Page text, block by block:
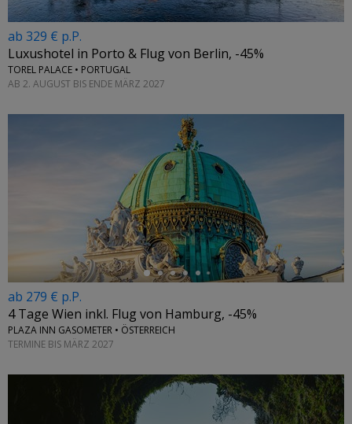
ab 329 € p.P.
Luxushotel in Porto & Flug von Berlin, -45%
TOREL PALACE • PORTUGAL
AB 2. AUGUST BIS ENDE MÄRZ 2027
ab 279 € p.P.
4 Tage Wien inkl. Flug von Hamburg, -45%
PLAZA INN GASOMETER • ÖSTERREICH
TERMINE BIS MÄRZ 2027